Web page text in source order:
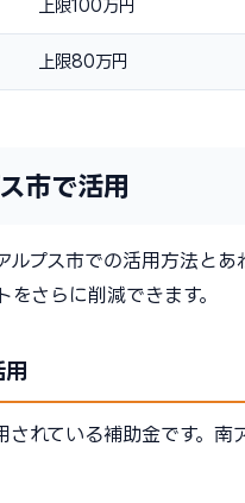
上限100万円
上限80万円
市で活用
プス市での活用方法とあ
さらに削減できます。
れている補助金です。南